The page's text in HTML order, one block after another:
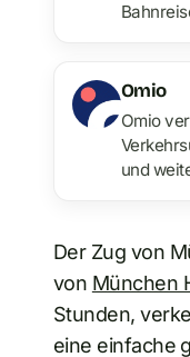
Omio
Omio
und
Der Zug von
von München
Stunden,
eine einfache